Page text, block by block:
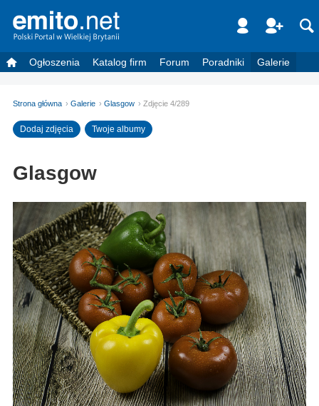
Ogłoszenia Katalog firm Forum Poradniki Galerie
Strona główna Galerie Glasgow Zdjęcie 4/289
Dodaj zdjęcia Twoje albumy
Glasgow